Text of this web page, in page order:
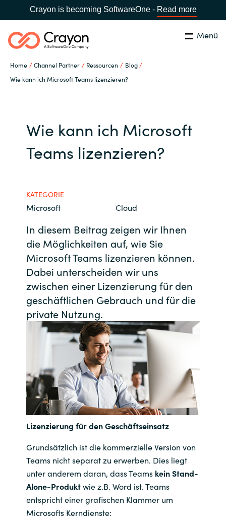
Crayon is becoming SoftwareOne - Read more
Menü
Home Channel Partner Ressourcen
Blog
Wie kann ich Microsoft Teams lizenzieren?
Global site
Austria
Bulgaria
Czechia
Denmark
Estonia
Finland
France
Germany
Iceland
India
Indonesia
Suchen Schließen
Unsere Expertise
Ressourcen
Über uns
Kontakt
Karriere
Channel Partner
Wie kann ich Microsoft
Teams lizenzieren?
KATEGORIE
Microsoft Cloud
In diesem Beitrag zeigen wir Ihnen
die Möglichkeiten auf, wie Sie
Microsoft Teams lizenzieren können.
Dabei unterscheiden wir uns
zwischen einer Lizenzierung für den
geschäftlichen Gebrauch und für die
private Nutzung.
Lizenzierung für den Geschäftseinsatz
Grundsätzlich ist die kommerzielle Version von
Teams nicht separat zu erwerben. Dies liegt
unter anderem daran, dass Teams kein Stand-
Alone-Produktwie z.B. Word ist. Teams
entspricht einer grafischen Klammer um
Microsofts Kerndienste: